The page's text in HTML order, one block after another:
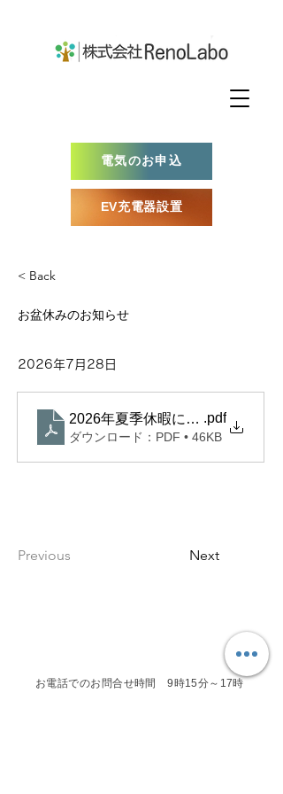
電気のお申込
EV充電器設置
< Back
お盆休みのお知らせ
2026年7月28日
Previous Next
2026年夏季休暇について
.pdf
ダウンロード：PDF • 46KB
お電話でのお問合せ時間 9時15分～17時